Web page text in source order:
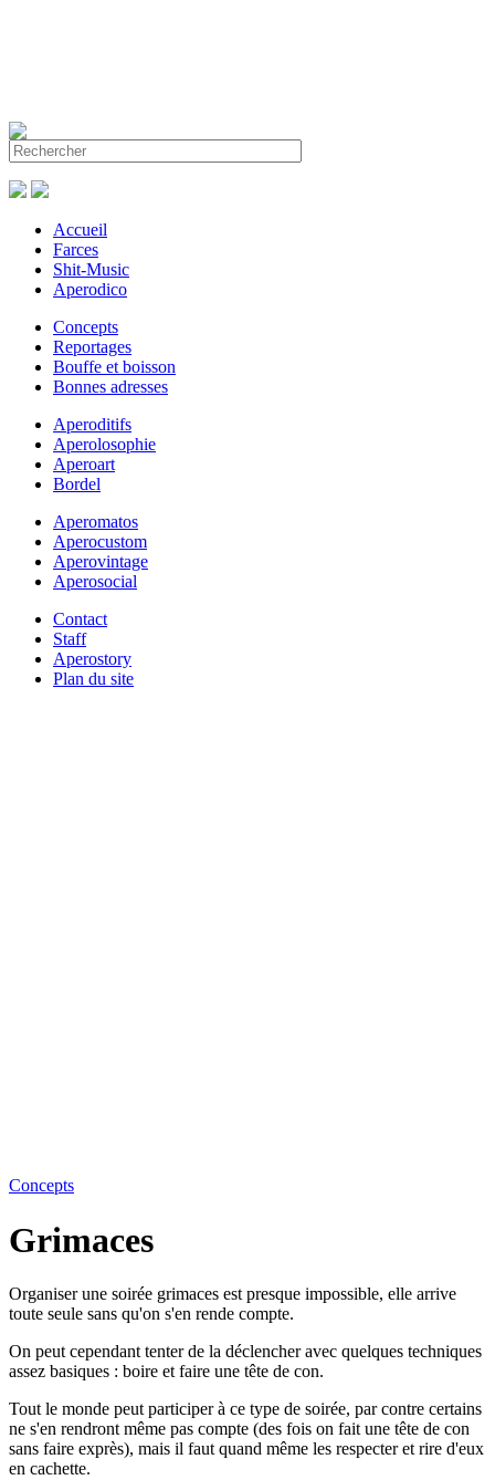
Accueil
Farces
Shit-Music
Aperodico
Concepts
Reportages
Bouffe et boisson
Bonnes adresses
Aperoditifs
Aperolosophie
Aperoart
Bordel
Aperomatos
Aperocustom
Aperovintage
Aperosocial
Contact
Staff
Aperostory
Plan du site
Concepts
Grimaces
Organiser une soirée grimaces est presque impossible, elle arrive
toute seule sans qu'on s'en rende compte.
On peut cependant tenter de la déclencher avec quelques techniques
assez basiques : boire et faire une tête de con.
Tout le monde peut participer à ce type de soirée, par contre certains
ne s'en rendront même pas compte (des fois on fait une tête de con
sans faire exprès), mais il faut quand même les respecter et rire d'eux
en cachette.